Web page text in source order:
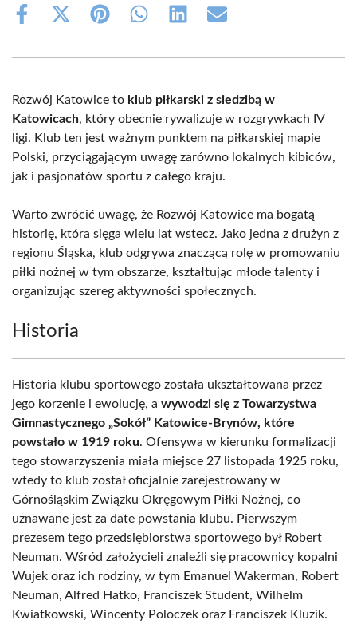
Share
Share
(Twitter)
Share Share Share Share
Rozwój Katowice to klub piłkarski z siedzibą w
Katowicach, który obecnie rywalizuje w rozgrywkach IV
ligi. Klub ten jest ważnym punktem na piłkarskiej mapie
Polski, przyciągającym uwagę zarówno lokalnych kibiców,
jak i pasjonatów sportu z całego kraju.
Warto zwrócić uwagę, że Rozwój Katowice ma bogatą
historię, która sięga wielu lat wstecz. Jako jedna z drużyn z
regionu Śląska, klub odgrywa znaczącą rolę w promowaniu
piłki nożnej w tym obszarze, kształtując młode talenty i
organizując szereg aktywności społecznych.
Historia
Historia klubu sportowego została ukształtowana przez
jego korzenie i ewolucję, a wywodzi się z Towarzystwa
Gimnastycznego „Sokół” Katowice-Brynów, które
powstało w 1919 roku. Ofensywa w kierunku formalizacji
tego stowarzyszenia miała miejsce 27 listopada 1925 roku,
wtedy to klub został oficjalnie zarejestrowany w
Górnośląskim Związku Okręgowym Piłki Nożnej, co
uznawane jest za date powstania klubu. Pierwszym
prezesem tego przedsiębiorstwa sportowego był Robert
Neuman. Wśród założycieli znaleźli się pracownicy kopalni
Wujek oraz ich rodziny, w tym Emanuel Wakerman, Robert
Neuman, Alfred Hatko, Franciszek Student, Wilhelm
Kwiatkowski, Wincenty Poloczek oraz Franciszek Kluzik.